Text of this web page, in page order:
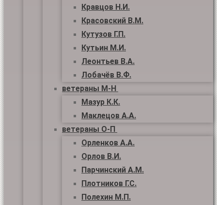
Кравцов Н.И.
Красовский В.М.
Кутузов Г.П.
Кутьин М.И.
Леонтьев В.А.
Лобачёв В.Ф.
ветераны М-Н
Мазур К.К.
Маклецов А.А.
ветераны О-П
Орленков А.А.
Орлов В.И.
Парчинский А.М.
Плотников Г.С.
Полехин М.П.